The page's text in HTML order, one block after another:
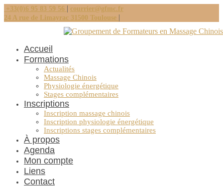
+33(0)6 95 83 59 56 | courrier@gfmc.fr
24 A rue de Limayrac 31500 Toulouse |
Accueil
Formations
Actualités
Massage Chinois
Physiologie énergétique
Stages complémentaires
Inscriptions
Inscription massage chinois
Inscription physiologie énergétique
Inscriptions stages complémentaires
À propos
Agenda
Mon compte
Liens
Contact